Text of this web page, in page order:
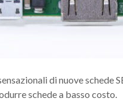
di nuove schede
schede a basso costo.